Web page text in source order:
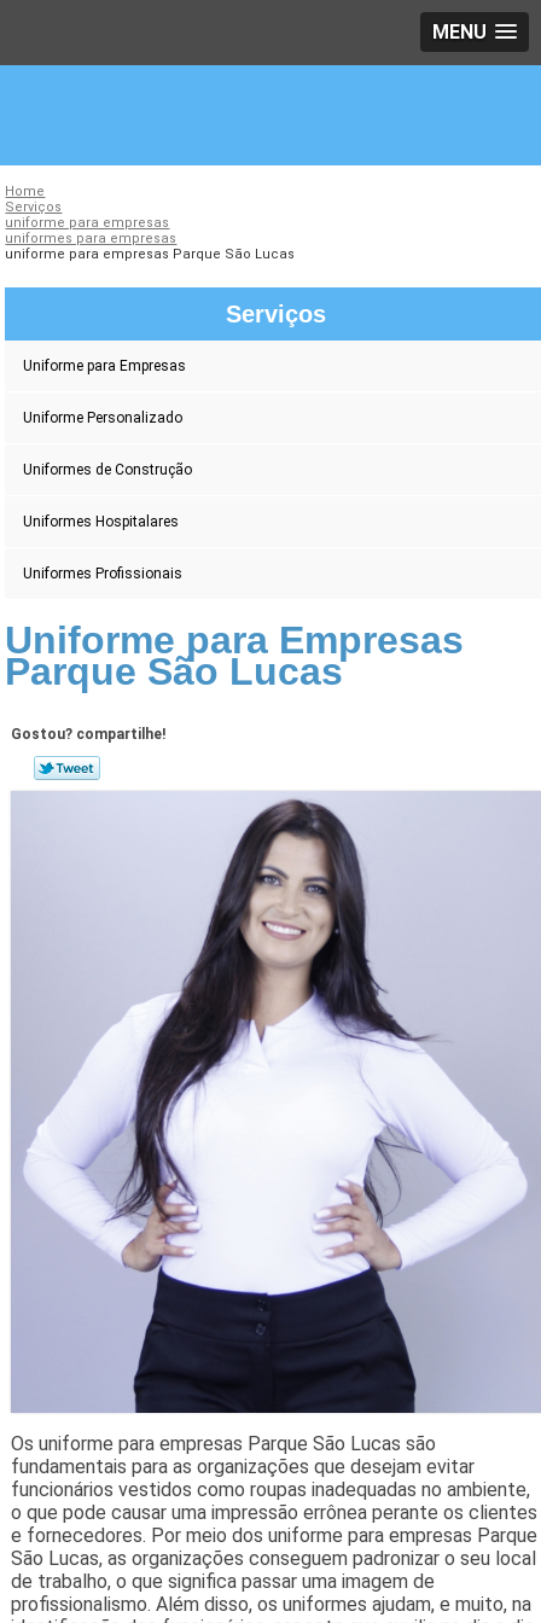
MENU
Home
Serviços
uniforme para empresas
uniformes para empresas
uniforme para empresas Parque São Lucas
Serviços
Uniforme para Empresas
Uniforme Personalizado
Uniformes de Construção
Uniformes Hospitalares
Uniformes Profissionais
Uniforme para Empresas
Parque São Lucas
Gostou? compartilhe!
Os uniforme para empresas Parque São Lucas são
fundamentais para as organizações que desejam evitar
funcionários vestidos como roupas inadequadas no ambiente,
o que pode causar uma impressão errônea perante os clientes
e fornecedores. Por meio dos uniforme para empresas Parque
São Lucas, as organizações conseguem padronizar o seu local
de trabalho, o que significa passar uma imagem de
profissionalismo. Além disso, os uniformes ajudam, e muito, na